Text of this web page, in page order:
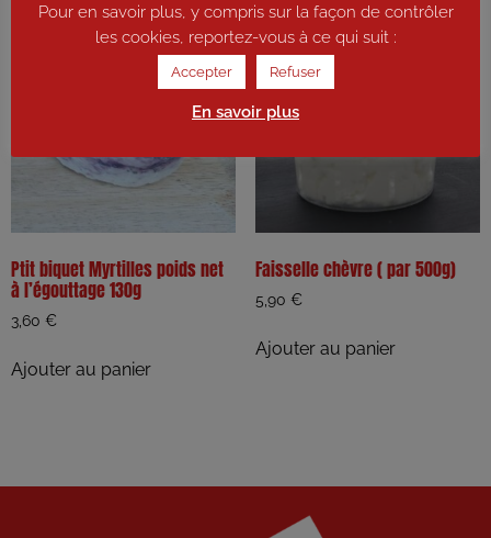
Ptit biquet Myrtilles poids net
à l’égouttage 130g
3,60 €
Ajouter au panier
Faisselle chèvre ( par 500g)
5,90 €
Ajouter au panier
Pour en savoir plus, y compris sur la façon de contrôler
les cookies, reportez-vous à ce qui suit :
Accepter Refuser
En savoir plus